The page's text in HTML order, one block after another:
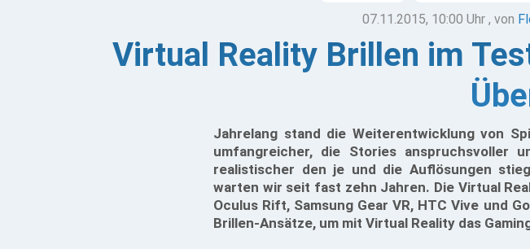
07.11.2015, 10:00 Uhr , von
Virtual Reality Brillen im
Jahrelang stand die Weiterentwicklung von
umfangreicher, die Stories anspruchsvoller
realistischer den je und die Auflösungen
warten wir seit fast zehn Jahren. Die Virtual
Oculus Rift, Samsung Gear VR, HTC Vive und
Brillen-Ansätze, um mit Virtual Reality das